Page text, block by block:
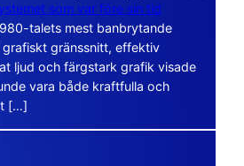
som var före sin tid
talets mest banbrytande
gränssnitt, effektiv
ljud och färgstark grafik visade
vara både kraftfulla och
[…]